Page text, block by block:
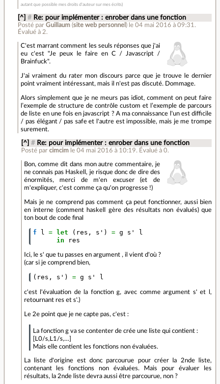
autant que possible mes droits d'auteur sur mes écrits)
[^] # Re: pour implémenter : enrober dans une fonction
Posté parGuillaum (site web personnel ) le 04 mai 2016 à 09:31 .
Évalué à 2.
C'est marrant comment les seuls réponses que j'ai
eu c'est "Je peux le faire en C / Javascript /
Brainfuck".
J'ai vraiment du rater mon discours parce que je trouve le dernier
point vraiment intéressant, mais il n'est pas discuté. Dommage.
Alors simplement que je ne meurs pas idiot, comment on peut faire
l’exemple de structure de contrôle custom et l’exemple de parcours
de liste en une fois en javascript ? A ma connaissance l'un est difficile
/ pas élégant / pas safe et l'autre est impossible, mais je me trompe
surement.
[^] # Re: pour implémenter : enrober dans une fonction
Posté par cimcim le 04 mai 2016 à 10:19. Évalué à 0.
Bon, comme dit dans mon autre commentaire, je
ne connais pas Haskell, je risque donc de dire des
énormités, merci de m'en excuser (et de
m'expliquer, c'est comme ça qu'on progresse !)
Mais je ne comprend pas comment ça peut fonctionner, aussi bien
en interne (comment haskell gère des résultats non évalués) que
ton bout de code final
f l = let ( res , s' ) = g s'
l
in
res
Ici, le s' que tu passes en argument , il vient d'où ?
(car si je comprend bien,
( res , s' ) = g s' l
c'est l'évaluation de la fonction g, avec comme argument s' et l,
retournant res et s'.)
Le 2e point que je ne capte pas, c'est :
La fonction g va se contenter de crée une liste qui contient :
[L0/s,L1/s,…]
Mais elle contient les fonctions non évaluées.
La liste d'origine est donc parcourue pour créer la 2nde liste,
contenant les fonctions non évaluées. Mais pour évaluer les
résultats, la 2nde liste devra aussi être parcourue, non ?